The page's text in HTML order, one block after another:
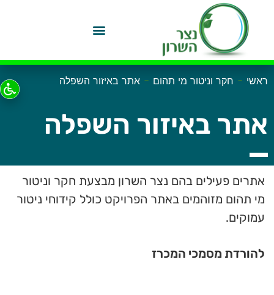
ראשי - חקר וניטור מי תהום - אתר באיזור השפלה
אתר באיזור השפלה
אתרים פעילים בהם נצר השרון מבצעת חקר וניטור
מי תהום מזוהמים באתר הפרויקט כולל קידוחי ניטור
עמוקים.
להורדת מסמכי המכרז